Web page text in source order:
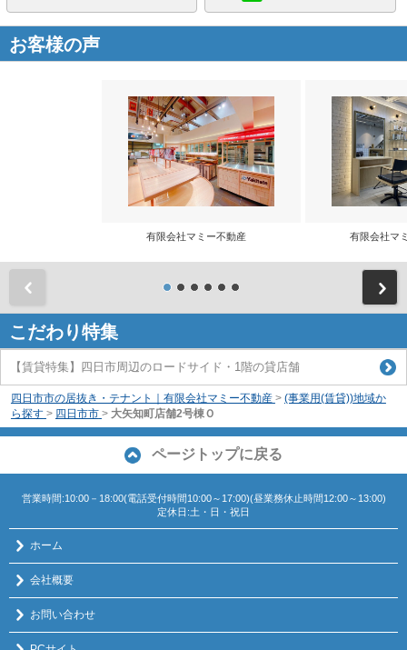
お客様の声
有限会社マミー不動産 有限会社
こだわり特集
【賃貸特集】四日市周辺のロードサイド・1階の貸店舗
四日市市の居抜き・テナント｜有限会社マミー不動産 > (事業用(賃貸))地域か
ら探す > 四日市市 > 大矢知町店舗2号棟Ｏ
ページトップに戻る
営業時間:10:00－18:00(電話受付時間10:00～17:00)(昼業務休止時間12:00～13:00)
定休日:土・日・祝日
ホーム
会社概要
お問い合わせ